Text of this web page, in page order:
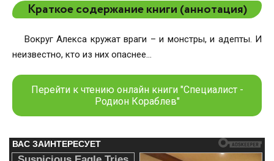
Краткое содержание книги (аннотация)
Вокруг Алекса кружат враги – и монстры, и адепты. И
неизвестно, кто из них опаснее…
Перейти к чтению онлайн книги "Специалист -
Родион Кораблев"